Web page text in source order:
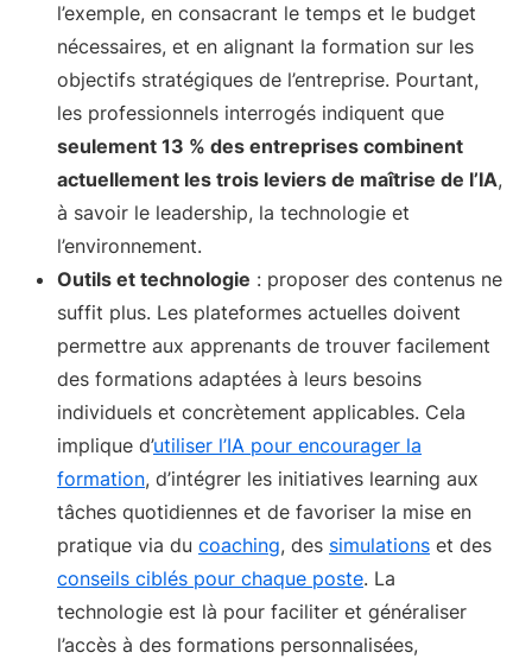
l’exemple, en consacrant le temps et le budget
nécessaires, et en alignant la formation sur les
objectifs stratégiques de l’entreprise. Pourtant,
les professionnels interrogés indiquent que
seulement 13 % des entreprises combinent
actuellement les trois leviers de maîtrise de l’IA,
à savoir le leadership, la technologie et
l’environnement.
Outils et technologie : proposer des contenus ne
suffit plus. Les plateformes actuelles doivent
permettre aux apprenants de trouver facilement
des formations adaptées à leurs besoins
individuels et concrètement applicables. Cela
implique d’utiliser l’IA pour encourager la
formation, d’intégrer les initiatives learning aux
tâches quotidiennes et de favoriser la mise en
pratique via du coaching, des simulations et des
conseils ciblés pour chaque poste. La
technologie est là pour faciliter et généraliser
l’accès à des formations personnalisées,